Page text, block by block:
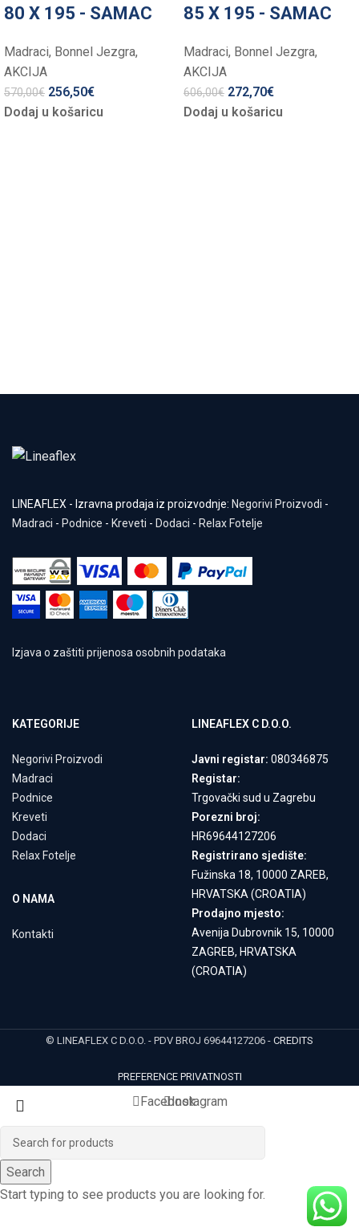
80 X 195 - SAMAC
Madraci, Bonnel Jezgra,
AKCIJA
570,00€ 256,50€
Dodaj u košaricu
85 X 195 - SAMAC
Madraci, Bonnel Jezgra,
AKCIJA
606,00€ 272,70€
Dodaj u košaricu
LINEAFLEX - Izravna prodaja iz proizvodnje: Negorivi Proizvodi -
Madraci - Podnice - Kreveti - Dodaci - Relax Fotelje
Izjava o zaštiti prijenosa osobnih podataka
KATEGORIJE
Negorivi Proizvodi
Madraci
Podnice
Kreveti
Dodaci
Relax Fotelje
O NAMA
Kontakti
LINEAFLEX C D.O.O.
Javni registar: 080346875
Registar:
Trgovački sud u Zagrebu
Porezni broj:
HR69644127206
Registrirano sjedište:
Fužinska 18, 10000 ZAREB,
HRVATSKA (CROATIA)
Prodajno mjesto:
Avenija Dubrovnik 15, 10000
ZAGREB, HRVATSKA
(CROATIA)
© LINEAFLEX C D.O.O. - PDV BROJ 69644127206 - CREDITS
PREFERENCE PRIVATNOSTI
Search
Start typing to see products you are looking for.
FacebookInstagram